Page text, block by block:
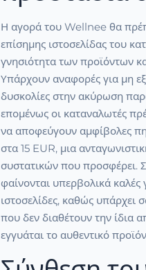
Η αγορά του Wellnee θα
επίσημης ιστοσελίδας του
γνησιότητα των προϊόντων
Υπάρχουν αναφορές για μη
δυσκολίες στην ακύρωση
επομένως οι καταναλωτές
να αποφεύγουν αμφίβολες
στα 15 EUR, μια
συστατικών που
φαίνονται υπερβολικά καλές
ιστοσελίδες, καθώς
που δεν διαθέτουν την ίδια
εγγυάται το αυθεντικό